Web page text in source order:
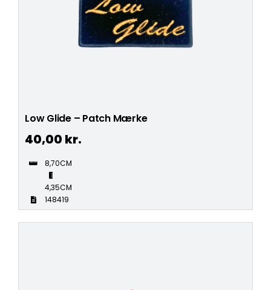
Low Glide – Patch Mærke
40,00 kr.
8,70CM
4,35CM
148419